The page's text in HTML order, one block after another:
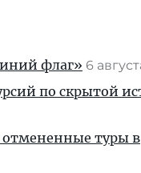
флаг» 6
по скрытой
отмененные туры в